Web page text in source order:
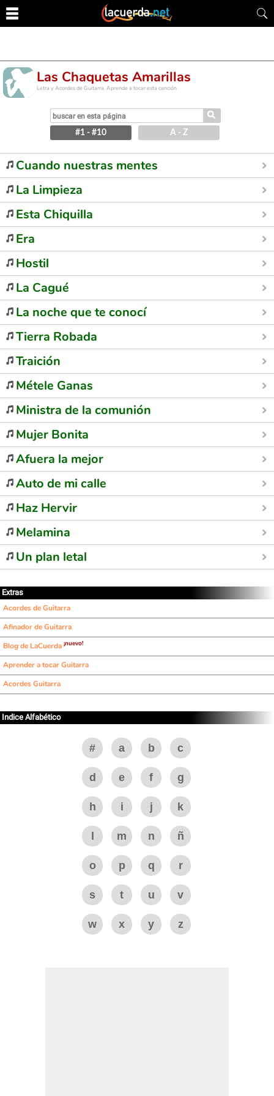
Las Chaquetas Amarillas
Letra y Acordes de Guitarra. Aprende a tocar esta canción
⚲
#1 - #10 A - Z
Cuando nuestras mentes
La Limpieza
Esta Chiquilla
Era
Hostil
La Cagué
La noche que te conocí
Tierra Robada
Traición
Métele Ganas
Ministra de la comunión
Mujer Bonita
Afuera la mejor
Auto de mi calle
Haz Hervir
Melamina
Un plan letal
Extras
Acordes de Guitarra
Afinador de Guitarra
Blog de LaCuerda ¡nuevo!
Aprender a tocar Guitarra
Acordes Guitarra
Indice Alfabético
# a b c
d e f g
h i j k
m n ñ
o p q r
s t u v
w x y z